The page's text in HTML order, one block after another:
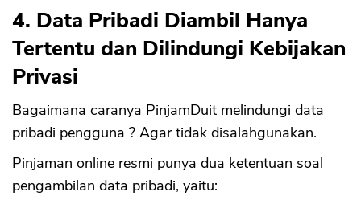
4. Data Pribadi Diambil Hanya
Tertentu dan Dilindungi Kebijakan
Privasi
Bagaimana caranya PinjamDuit melindungi data
pribadi pengguna ? Agar tidak disalahgunakan.
Pinjaman online resmi punya dua ketentuan soal
pengambilan data pribadi, yaitu: